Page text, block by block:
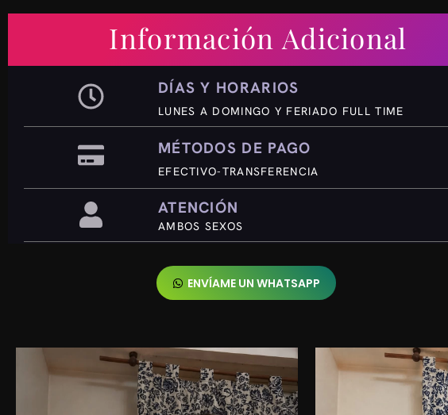
Información Adicional
DÍAS Y HORARIOS
LUNES A DOMINGO Y FERIADO FULL TIME
MÉTODOS DE PAGO
EFECTIVO-TRANSFERENCIA
ATENCIÓN
AMBOS SEXOS
ENVÍAME UN WHATSAPP